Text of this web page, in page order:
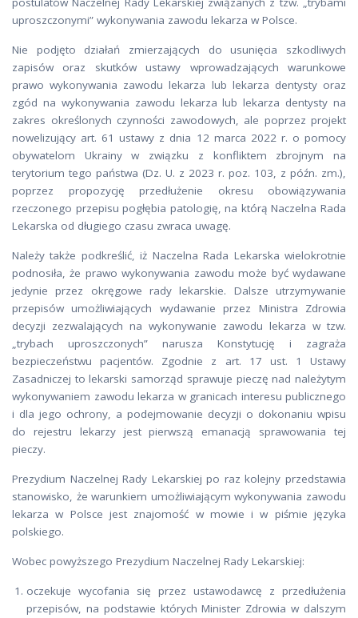
uproszczonymi” wykonywania zawodu lekarza w Polsce.
Nie podjęto działań zmierzających do usunięcia szkodliwych
zapisów oraz skutków ustawy wprowadzających warunkowe
prawo wykonywania zawodu lekarza lub lekarza dentysty oraz
zgód na wykonywania zawodu lekarza lub lekarza dentysty na
zakres określonych czynności zawodowych, ale poprzez projekt
nowelizujący art. 61 ustawy z dnia 12 marca 2022 r. o pomocy
obywatelom Ukrainy w związku z konfliktem zbrojnym na
terytorium tego państwa (Dz. U. z 2023 r. poz. 103, z późn. zm.),
poprzez propozycję przedłużenie okresu obowiązywania
rzeczonego przepisu pogłębia patologię, na którą Naczelna Rada
Lekarska od długiego czasu zwraca uwagę.
Należy także podkreślić, iż Naczelna Rada Lekarska wielokrotnie
podnosiła, że prawo wykonywania zawodu może być wydawane
jedynie przez okręgowe rady lekarskie. Dalsze utrzymywanie
przepisów umożliwiających wydawanie przez Ministra Zdrowia
decyzji zezwalających na wykonywanie zawodu lekarza w tzw.
„trybach uproszczonych” narusza Konstytucję i zagraża
bezpieczeństwu pacjentów. Zgodnie z art. 17 ust. 1 Ustawy
Zasadniczej to lekarski samorząd sprawuje pieczę nad należytym
wykonywaniem zawodu lekarza w granicach interesu publicznego
i dla jego ochrony, a podejmowanie decyzji o dokonaniu wpisu
do rejestru lekarzy jest pierwszą emanacją sprawowania tej
pieczy.
Prezydium Naczelnej Rady Lekarskiej po raz kolejny przedstawia
stanowisko, że warunkiem umożliwiającym wykonywania zawodu
lekarza w Polsce jest znajomość w mowie i w piśmie języka
polskiego.
Wobec powyższego Prezydium Naczelnej Rady Lekarskiej:
oczekuje wycofania się przez ustawodawcę z przedłużenia
przepisów, na podstawie których Minister Zdrowia w dalszym